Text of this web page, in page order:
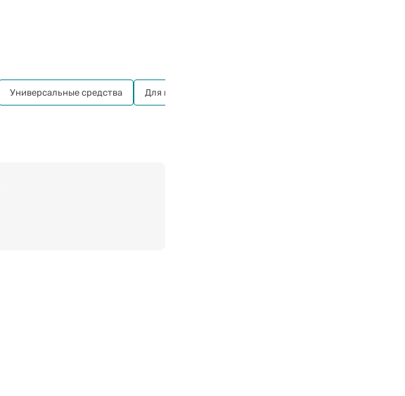
Универсальные средства Для кухни